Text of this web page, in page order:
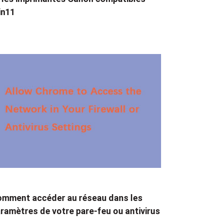
accéder au réseau dans les
de votre pare-feu ou antivirus